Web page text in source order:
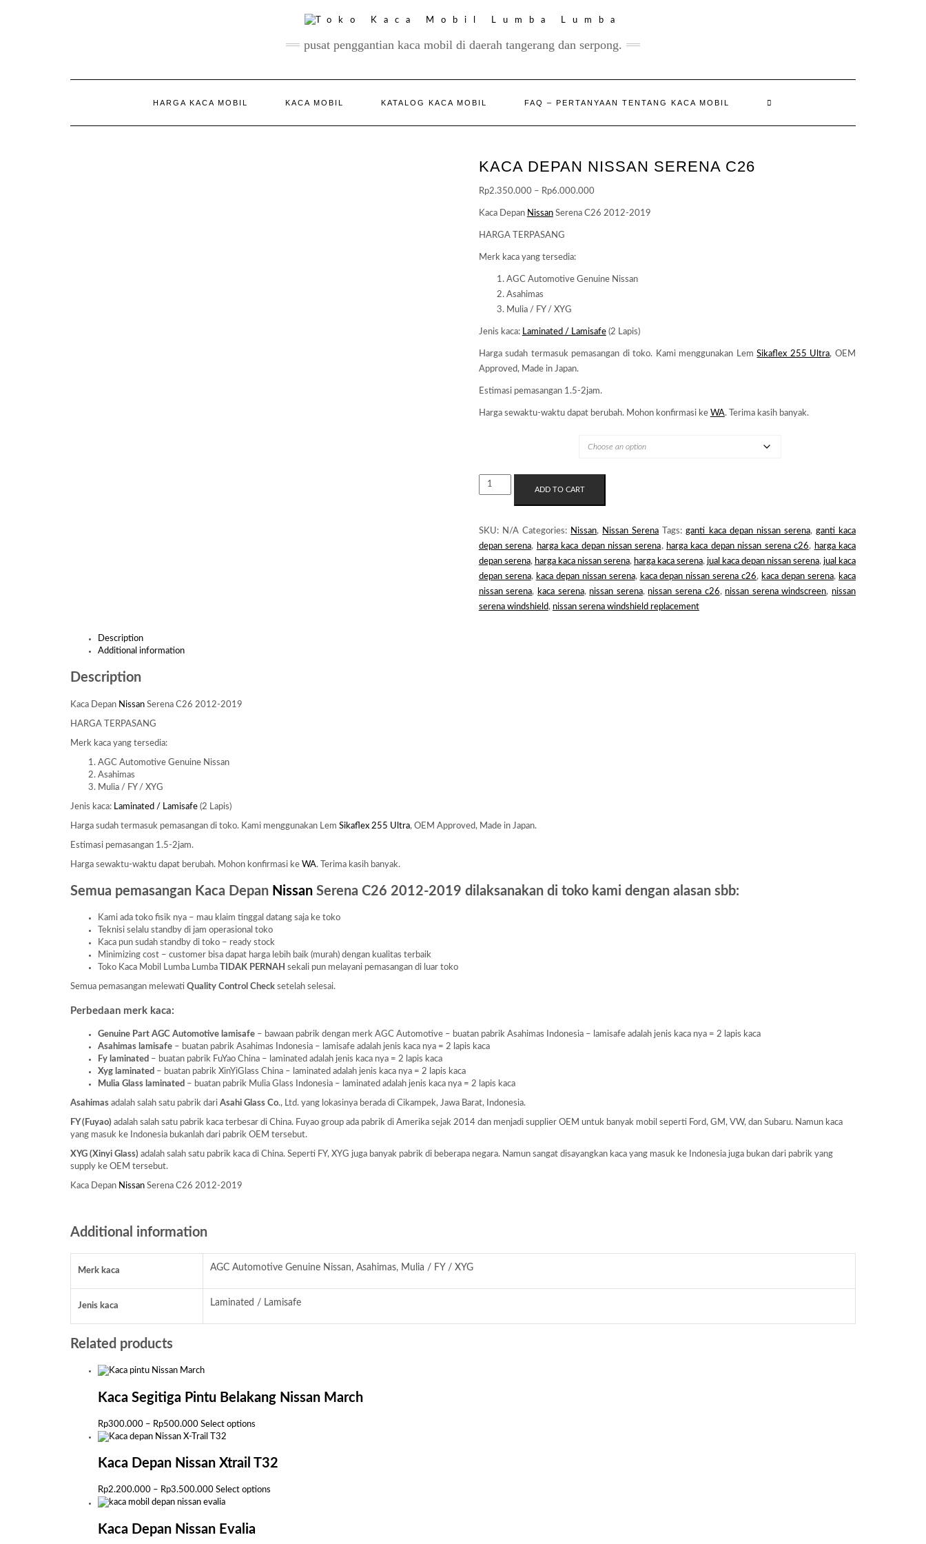
pusat penggantian kaca mobil di daerah tangerang dan serpong.
HARGA KACA MOBIL KACA MOBIL KATALOG KACA MOBIL FAQ – PERTANYAAN TENTANG KACA MOBIL
KACA DEPAN NISSAN SERENA C26
Rp2.350.000 – Rp6.000.000Price
Kaca Depan NissanSerena C26 2012-2019
HARGA TERPASANG
Merk kaca yang tersedia:
AGC Automotive Genuine Nissan
Asahimas
Mulia / FY / XYG
Jenis kaca: Laminated / Lamisafe(2 Lapis)
Harga sudah termasuk pemasangan di toko. Kami menggunakan LemSikaflex 255 Ultra, OEM
Approved, Made in Japan.
Estimasi pemasangan 1.5-2jam.
Harga sewaktu-waktu dapat berubah. Mohon konfirmasi ke WA. Terima kasih banyak.
KACA
DEPAN
SERENA
C26
QUANTITY
ADD TO CART
SKU: N/A Categories: Nissan, Nissan Serena Tags:ganti kaca depan nissan serena, ganti kaca
depan serena, harga kaca depan nissan serena, harga kaca depan nissan serena c26, harga kaca
depan serena, harga kaca nissan serena, harga kaca serena, jual kaca depan nissan serena, jual kaca
depan serena, kaca depan nissan serena, kaca depan nissan serena c26, kaca depan serena, kaca
nissan serena, kaca serena, nissan serena, nissan serena c26, nissan serena windscreen, nissan
serena windshield, nissan serena windshield replacement
Description
Additional information
Description
Kaca Depan Nissan Serena C26 2012-2019
HARGA TERPASANG
Merk kaca yang tersedia:
AGC Automotive Genuine Nissan
Asahimas
Mulia / FY / XYG
Jenis kaca: Laminated / Lamisafe (2 Lapis)
Harga sudah termasuk pemasangan di toko. Kami menggunakan Lem Sikaflex 255 Ultra, OEM Approved, Made in Japan.
Estimasi pemasangan 1.5-2jam.
Harga sewaktu-waktu dapat berubah. Mohon konfirmasi ke WA. Terima kasih banyak.
Semua pemasangan Kaca Depan Nissan Serena C26 2012-2019 dilaksanakan di toko kami dengan alasan sbb:
Kami ada toko fisik nya – mau klaim tinggal datang saja ke toko
Teknisi selalu standby di jam operasional toko
Kaca pun sudah standby di toko – ready stock
Minimizing cost – customer bisa dapat harga lebih baik (murah) dengan kualitas terbaik
Toko Kaca Mobil Lumba Lumba TIDAK PERNAH sekali pun melayani pemasangan di luar toko
Semua pemasangan melewati Quality Control Check setelah selesai.
Perbedaan merk kaca:
Genuine Part AGC Automotive lamisafe – bawaan pabrik dengan merk AGC Automotive – buatan pabrik Asahimas Indonesia – lamisafe adalah jenis kaca nya = 2 lapis kaca
Asahimas lamisafe – buatan pabrik Asahimas Indonesia – lamisafe adalah jenis kaca nya = 2 lapis kaca
Fy laminated – buatan pabrik FuYao China – laminated adalah jenis kaca nya = 2 lapis kaca
Xyg laminated – buatan pabrik XinYiGlass China – laminated adalah jenis kaca nya = 2 lapis kaca
Mulia Glass laminated – buatan pabrik Mulia Glass Indonesia – laminated adalah jenis kaca nya = 2 lapis kaca
Asahimas adalah salah satu pabrik dari Asahi Glass Co., Ltd. yang lokasinya berada di Cikampek, Jawa Barat, Indonesia.
FY (Fuyao) adalah salah satu pabrik kaca terbesar di China. Fuyao group ada pabrik di Amerika sejak 2014 dan menjadi supplier OEM untuk banyak mobil seperti Ford, GM, VW, dan Subaru. Namun kaca
yang masuk ke Indonesia bukanlah dari pabrik OEM tersebut.
XYG (Xinyi Glass) adalah salah satu pabrik kaca di China. Seperti FY, XYG juga banyak pabrik di beberapa negara. Namun sangat disayangkan kaca yang masuk ke Indonesia juga bukan dari pabrik yang
supply ke OEM tersebut.
Kaca Depan Nissan Serena C26 2012-2019
Additional information
Merk kaca AGC Automotive Genuine Nissan, Asahimas, Mulia / FY / XYG
Jenis kaca Laminated / Lamisafe
Related products
Kaca Segitiga Pintu Belakang Nissan March
Rp300.000 – Rp500.000Price
range:
through
Select options
multiple
The
Kaca Depan Nissan Xtrail T32
Rp2.200.000 – Rp3.500.000Price
range:
through
Select options
Kaca Depan Nissan Evalia